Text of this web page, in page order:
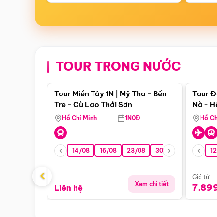
TOUR TRONG NƯỚC
Điểm nổi bật
Tour Miền Tây 1N | Mỹ Tho - Bến
Tre - Cù Lao Thới Sơn
Hồ Chí Minh 1N0Đ
14/08 16/08 23/08 30/08 06/09
Liên hệ Xem chi tiết
Tour
Nà -
Nha
Hồ
Giá từ:
‹